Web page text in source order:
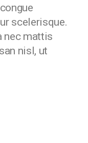
scelerisque.
nec mattis
nisl, ut